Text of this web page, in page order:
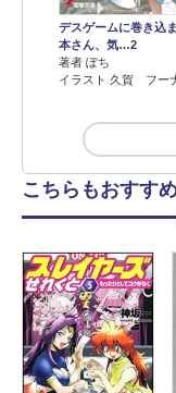
デスゲームに巻き込
本さん、気…2
著者 ぽち
イラスト 久賀 フー
こちらもおすす